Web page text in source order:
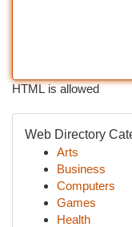
HTML is allowed
Web Directory
Arts
Business
Computers
Games
Health